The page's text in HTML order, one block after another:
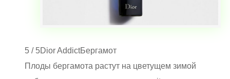
5 / 5Dior AddictБергамот
Плоды бергамота растут на цветущем зимой